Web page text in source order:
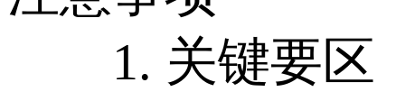
1. 关键要区